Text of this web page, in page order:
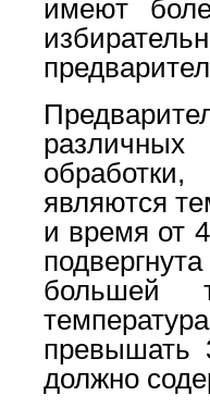
имеют
являются
и время от
большей
превышать
должно